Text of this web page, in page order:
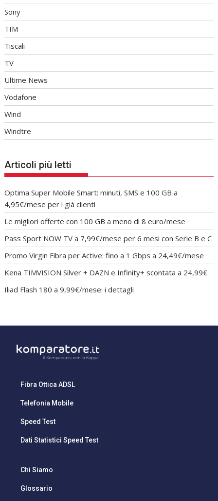
Sony
TIM
Tiscali
TV
Ultime News
Vodafone
Wind
Windtre
Articoli più letti
Optima Super Mobile Smart: minuti, SMS e 100 GB a
4,95€/mese per i già clienti
Le migliori offerte con 100 GB a meno di 8 euro/mese
Pass Sport NOW TV a 7,99€/mese per 6 mesi con Serie B e C
Promo Virgin Fibra per Active: fino a 1 Gbps a 24,49€/mese
Kena TIMVISION Silver + DAZN e Infinity+ scontata a 24,99€
Iliad Flash 180 a 9,99€/mese: i dettagli
Fibra Ottica ADSL
Telefonia Mobile
Speed Test
Dati Statistici Speed Test
Chi Siamo
Glossario